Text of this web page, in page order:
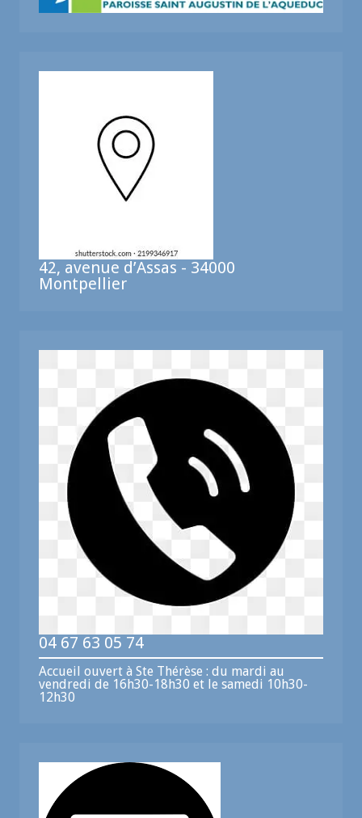
42, avenue d’Assas - 34000
Montpellier
04 67 63 05 74
Accueil ouvert à Ste Thérèse : du mardi au
vendredi de 16h30-18h30 et le samedi 10h30-
12h30